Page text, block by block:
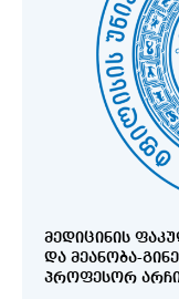
ᲛᲔᲓᲘᲪᲘᲜᲘᲡ
ᲓᲐ ᲛᲔᲐᲜᲝᲑᲐ-
ᲞᲠᲝᲤᲔᲡᲝᲠ